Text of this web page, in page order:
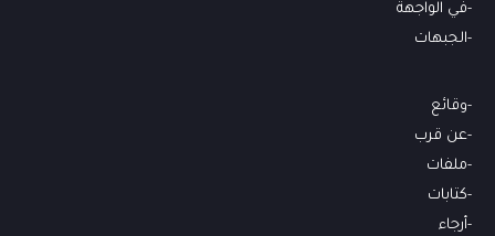
في الواجهة
الجبهات
وقائع
عن قرب
ملفات
كتابات
أرجاء